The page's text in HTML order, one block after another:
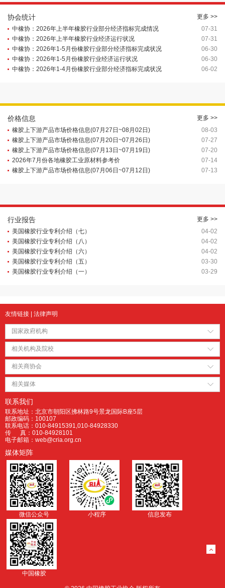
协会统计
更多 >>
中橡协：2026年上半年橡胶行业部分经济指标完成情况
07-31
中橡协：2026年上半年橡胶行业经济运行状况
07-31
中橡协：2026年1-5月份橡胶行业部分经济指标完成状况
06-30
中橡协：2026年1-5月份橡胶行业经济运行状况
06-30
中橡协：2026年1-4月份橡胶行业部分经济指标完成状况
06-02
价格信息
更多 >>
橡胶上下游产品市场价格信息(07月27日~08月02日)
08-03
橡胶上下游产品市场价格信息(07月20日~07月26日)
07-27
橡胶上下游产品市场价格信息(07月13日~07月19日)
07-20
2026年7月份各地橡胶工业原材料参考价
07-14
橡胶上下游产品市场价格信息(07月06日~07月12日)
07-13
行业报告
更多 >>
美国橡胶行业专利介绍（七）
04-02
美国橡胶行业专利介绍（八）
04-02
美国橡胶行业专利介绍（六）
04-02
美国橡胶行业专利介绍（五）
03-30
美国橡胶行业专利介绍（一）
03-29
友情链接 | 法律声明
国家政府机构
相关机构及院校
相关商协会
相关媒体
联系我们
联系地址：北京市朝阳区拂林路9号景龙国际B座5层
邮政编码：100107
联系电话：010-84915391,010-84928330
传 真：010-84928101
电子邮箱：web@cria.org.cn
媒体矩阵
微信公众号 小程序 信息发布
中国橡胶